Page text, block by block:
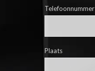
Telefoonnummer
Plaats